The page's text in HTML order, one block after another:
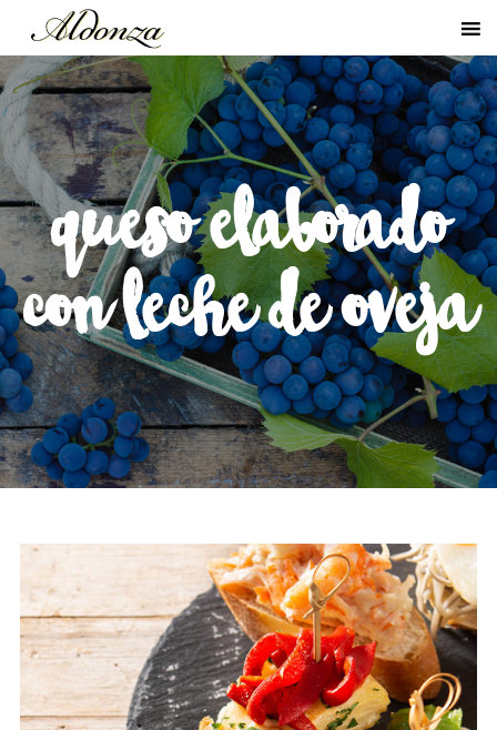
queso elaborado
con leche de oveja